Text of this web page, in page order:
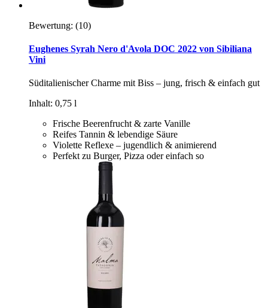
Bewertung: (10)
Eughenes Syrah Nero d'Avola DOC 2022 von Sibiliana
Vini
Süditalienischer Charme mit Biss – jung, frisch & einfach gut
Inhalt: 0,75 l
Frische Beerenfrucht & zarte Vanille
Reifes Tannin & lebendige Säure
Violette Reflexe – jugendlich & animierend
Perfekt zu Burger, Pizza oder einfach so